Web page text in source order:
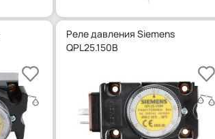
Реле давления Siemens
QPL25.150B